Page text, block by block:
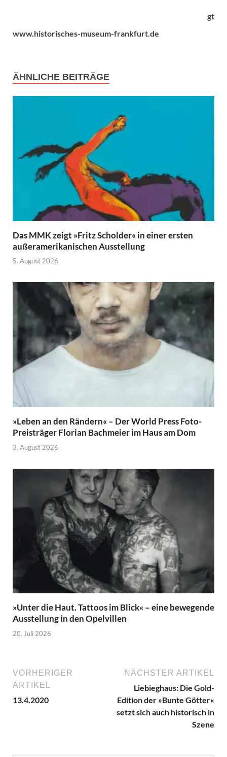
gt
www.historisches-museum-frankfurt.de
ÄHNLICHE BEITRÄGE
Das MMK zeigt »Fritz Scholder« in einer ersten
außeramerikanischen Ausstellung
5. August 2026
»Leben an den Rändern« – Der World Press Foto-
Preisträger Florian Bachmeier im Haus am Dom
3. August 2026
»Unter die Haut. Tattoos im Blick« – eine bewegende
Ausstellung in den Opelvillen
20. Juli 2026
VORHERIGER
ARTIKEL
13.4.2020
NÄCHSTER ARTIKEL
Liebieghaus: Die Gold-
Edition der »Bunte Götter«
setzt sich auch historisch in
Szene